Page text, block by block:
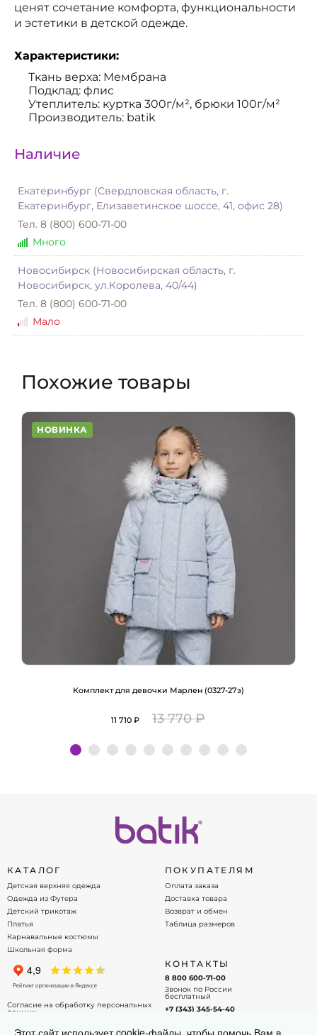
ценят сочетание комфорта, функциональности
и эстетики в детской одежде.
Характеристики:
Ткань верха: Мембрана
Подклад: флис
Утеплитель: куртка 300г/м², брюки 100г/м²
Производитель: batik
Наличие
Екатеринбург (Свердловская область, г.
Екатеринбург, Елизаветинское шоссе, 41, офис 28)
Тел. 8 (800) 600-71-00
Много
Новосибирск (Новосибирская область, г.
Новосибирск, ул.Королева, 40/44)
Тел. 8 (800) 600-71-00
Мало
Похожие товары
НОВИНКА
Комплект для девочки Марлен (0327-27з)
11 710 ₽ 13 770 ₽
Подробнее
КАТАЛОГ
Детская верхняя одежда
Одежда из Футера
Детский трикотаж
Платья
Карнавальные костюмы
Школьная форма
ПОКУПАТЕЛЯМ
Оплата заказа
Доставка товара
Возврат и обмен
Таблица размеров
Согласие на обработку персональных
данных
КОНТАКТЫ
8 800 600-71-00
Звонок по России
бесплатный
+7 (343) 345-54-40
Этот сайт использует cookie-файлы, чтобы помочь Вам в